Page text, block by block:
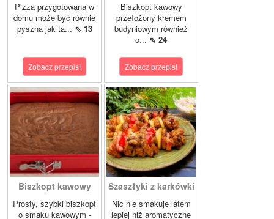
Pizza przygotowana w
domu może być równie
pyszna jak ta... ⇖ 13
Zobacz przepis!
Biszkopt kawowy
przełożony kremem
budyniowym również
o... ⇖ 24
Zobacz przepis!
Biszkopt kawowy
Prosty, szybki biszkopt
o smaku kawowym -
Szaszłyki z karkówki
Nic nie smakuje latem
lepiej niż aromatyczne